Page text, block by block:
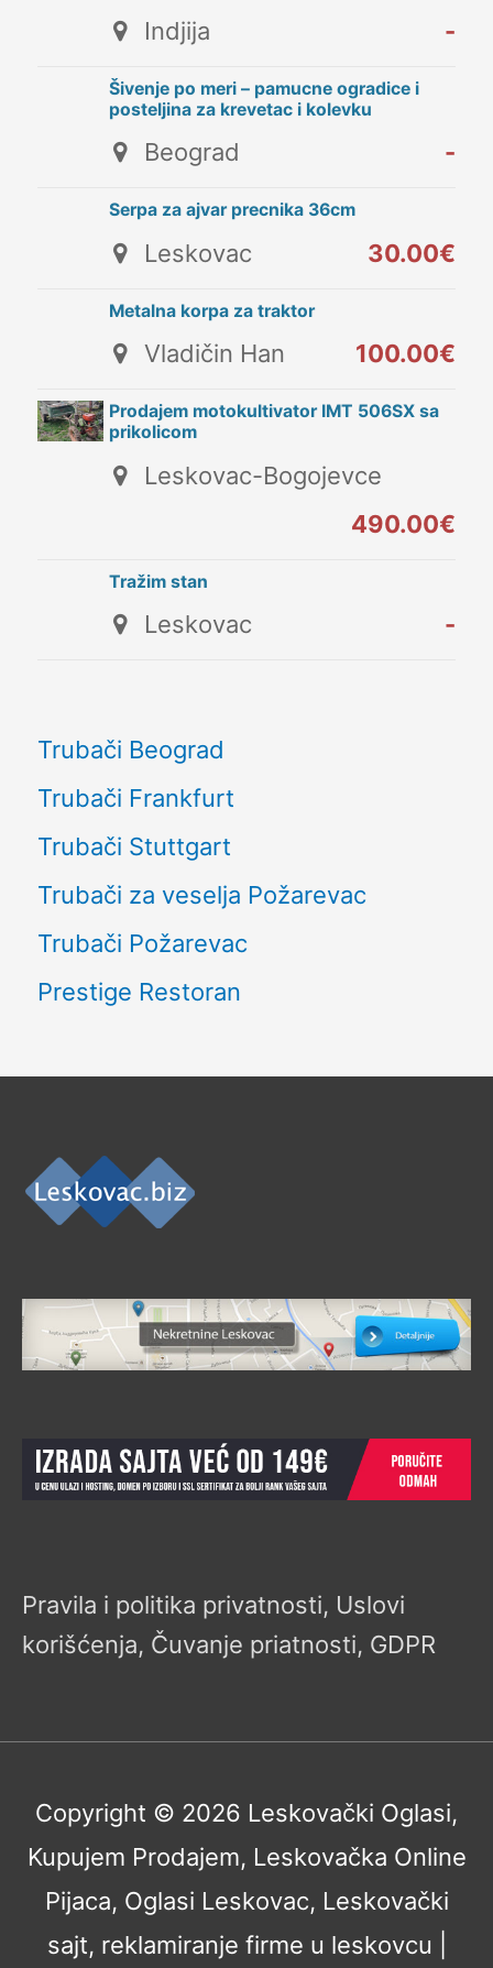
Indjija -
Šivenje po meri – pamucne ogradice i
posteljina za krevetac i kolevku
Beograd -
Serpa za ajvar precnika 36cm
Leskovac 30.00€
Metalna korpa za traktor
Vladičin Han 100.00€
Prodajem motokultivator IMT 506SX sa
prikolicom
Leskovac-Bogojevce
490.00€
Tražim stan
Leskovac -
Trubači Beograd
Trubači Frankfurt
Trubači Stuttgart
Trubači za veselja Požarevac
Trubači Požarevac
Prestige Restoran
Pravila i politika privatnosti, Uslovi
korišćenja, Čuvanje priatnosti, GDPR
Copyright © 2026 Leskovački Oglasi,
Kupujem Prodajem, Leskovačka Online
Pijaca, Oglasi Leskovac, Leskovački
sajt, reklamiranje firme u leskovcu